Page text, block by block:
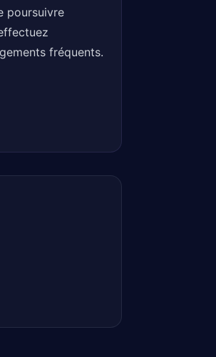
poursuivre
fréquents.